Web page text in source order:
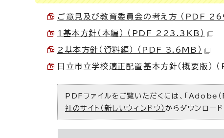
ご意見及び教育委員会の考え方 （PDF
1基本方針（本編） （PDF 223.3KB）
2基本方針（資料編） （PDF 3.6MB）
日立市立学校適正配置基本方針（概要版）
PDFファイルをご覧いただくには、「Adobe
社のサイト（新しいウィンドウ） からダウンロード